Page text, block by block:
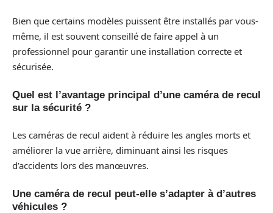
Bien que certains modèles puissent être installés par vous-
même, il est souvent conseillé de faire appel à un
professionnel pour garantir une installation correcte et
sécurisée.
Quel est l’avantage principal d’une caméra de recul
sur la sécurité ?
Les caméras de recul aident à réduire les angles morts et
améliorer la vue arrière, diminuant ainsi les risques
d’accidents lors des manœuvres.
Une caméra de recul peut-elle s’adapter à d’autres
véhicules ?